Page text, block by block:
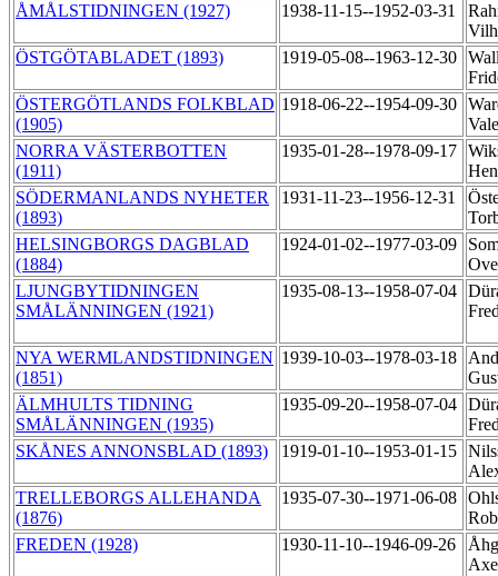
ÅMÅLSTIDNINGEN (1927)
1938-11-15--1952-03-31
ÖSTGÖTABLADET (1893)
1919-05-08--1963-12-30
ÖSTERGÖTLANDS FOLKBLAD
(1905)
1918-06-22--1954-09-30
NORRA VÄSTERBOTTEN
(1911)
1935-01-28--1978-09-17
SÖDERMANLANDS NYHETER
(1893)
1931-11-23--1956-12-31
HELSINGBORGS DAGBLAD
(1884)
1924-01-02--1977-03-09
LJUNGBYTIDNINGEN
SMÅLÄNNINGEN (1921)
1935-08-13--1958-07-04
NYA WERMLANDSTIDNINGEN
(1851)
1939-10-03--1978-03-18
ÄLMHULTS TIDNING
SMÅLÄNNINGEN (1935)
1935-09-20--1958-07-04
SKÅNES ANNONSBLAD (1893)
1919-01-10--1953-01-15
TRELLEBORGS ALLEHANDA
(1876)
1935-07-30--1971-06-08
FREDEN (1928)
1930-11-10--1946-09-26